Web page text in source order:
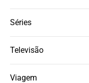
Séries
Televisão
Viagem